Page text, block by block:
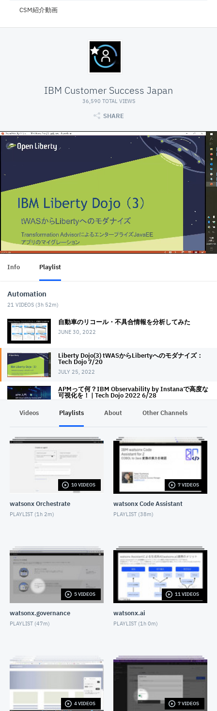
CSM紹介動画
IBM Customer Success Japan
36,590 TOTAL VIEWS
SHARE
Info Playlist
Automation
21 VIDEOS (3h 52m)
自動車のリコール・不具合情報を分析してみた
JUNE 30, 2022
Liberty Dojo(3) tWASからLibertyへのモダナイズ：
Tech Dojo 7/20
JULY 25, 2022
APMって何？IBM Observability by Instanaで高度な
可視化を！ | Tech Dojo 2022 6/28
Transformation AdvisorによるtWASからLibertyへの
Turbonomicの画面に表示されている通貨単位をドル
から円に変更する方法
DECEMBER 15, 2022
【初級】InstanaでWebアプリケーション(JavaScript
編)の障害原因を特定する。
JUNE 22, 2023
InstanaでAWS Serverlessアプリを可視化しよう！
Lambda編
20230628 Instana Overview in 30sec
Instanaでモバイルアプリのシナリオ監視を行う
JUNE 30, 2023
InstanaでSLO/SLI監視のカスタムダッシュボードを
作成する
JULY 7, 2023
Videos Playlists About Other Channels
10 VIDEOS
watsonx Orchestrate
PLAYLIST (1h 2m)
7 VIDEOS
watsonx Code Assistant
PLAYLIST (38m)
5 VIDEOS
watsonx.governance
PLAYLIST (47m)
11 VIDEOS
watsonx.ai
PLAYLIST (1h 0m)
4 VIDEOS 7 VIDEOS